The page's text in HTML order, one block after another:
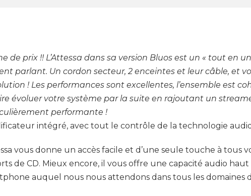
de prix !! L’Attessa dans sa version Bluos est un « tout en
parlant. Un cordon secteur, 2 enceintes et leur câble, et
! Les performances sont excellentes, l’ensemble est
évoluer votre système par la suite en rajoutant un
performante !
intégré, avec tout le contrôle de la technologie
vous donne un accès facile et d’une seule touche à tous
de CD. Mieux encore, il vous offre une capacité audio
auquel nous nous attendons dans tous les domaines